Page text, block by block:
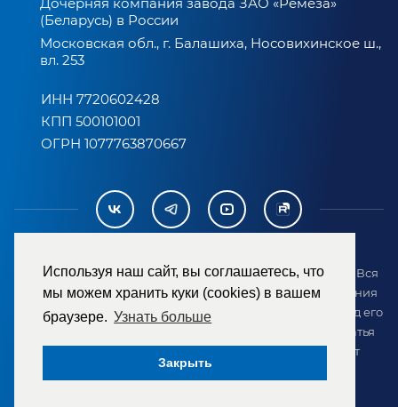
Используя наш сайт, вы соглашаетесь, что
мы можем хранить куки (cookies) в вашем
браузере. Узнать больше
Закрыть
(Беларусь) в России
Московская обл., г. Балашиха, Носовихинское ш.,
вл. 253
ИНН 7720602428
КПП 500101001
ОГРН 1077763870667
2007-2026 © ООО «ТД «РЕМЕЗА». Все права защищены. Вся
информация на сайте размещена в целях предоставления
возможности покупателю ознакомиться с товаром перед его
приобретением и не является публичной офертой (статья
437 ГК РФ). Внешний вид товара может отличаться от
представленного на сайте.